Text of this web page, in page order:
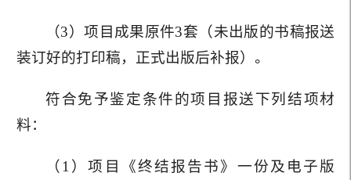
（3）项目成果原件3套（未出版的书稿报送
装订好的打印稿，正式出版后补报）。
符合免予鉴定条件的项目报送下列结项材
料：
（1）项目《终结报告书》一份及电子版